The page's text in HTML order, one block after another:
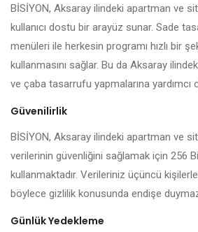
BİSİYON, Aksaray ilindeki apartman ve
kullanıcı dostu bir arayüz sunar. Sade
menüleri ile herkesin programı hızlı bir
kullanmasını sağlar. Bu da Aksaray
ve çaba tasarrufu yapmalarına yardımcı
Güvenilirlik
BİSİYON, Aksaray ilindeki apartman ve
verilerinin güvenliğini sağlamak için 256
kullanmaktadır. Verileriniz üçüncü
böylece gizlilik konusunda endişe
Günlük Yedekleme